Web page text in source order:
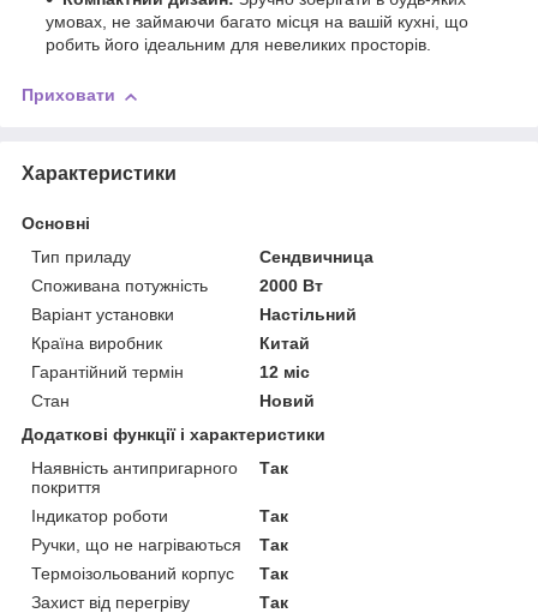
умовах, не займаючи багато місця на вашій кухні, що
робить його ідеальним для невеликих просторів.
Приховати
Характеристики
Основні
Тип приладу
Сендвичница
Споживана потужність
2000 Вт
Варіант установки
Настільний
Країна виробник
Китай
Гарантійний термін
12 міс
Стан
Новий
Додаткові функції і характеристики
Наявність антипригарного
покриття
Так
Індикатор роботи
Так
Ручки, що не нагріваються
Так
Термоізольований корпус
Так
Захист від перегріву
Так